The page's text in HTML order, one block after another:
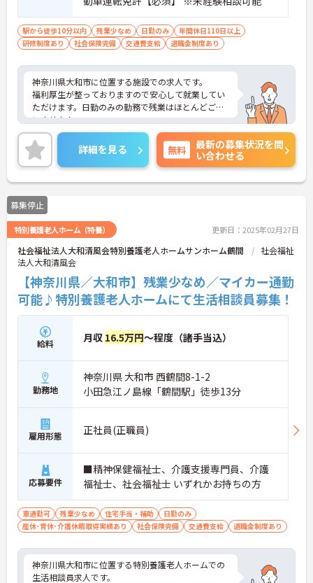
駅から徒歩10分以内 残業少なめ 日勤のみ
年間休日110日以上
研修制度あり
社会保険完備 交通費支給 退職金制度あり
神奈川県大和市に位置する施設での求人です。
福利厚生が整っておりますので安心して就業してい
ただけます。日勤のみの勤務で残業はほとんどござ
いません！
ご興味のある方は是非お気軽にお問い合わせくださ
い。
詳細を見る 無料
最新の募集状況を問
い合わせる
募集停止
特別養護老人ホーム（特養） 更新日：2025年02月27日
社会福祉法人大和清風会特別養護老人ホームサンホーム鶴間
社会福祉
法人大和清風会
【神奈川県／大和市】残業少なめ／マイカー通勤
可能♪特別養護老人ホームにて生活相談員募集！
給料 月収 16.5万円～程度（諸手当込）
勤務地
神奈川県 大和市 西鶴間8-1-2
小田急江ノ島線「鶴間駅」徒歩13分
雇用形態 正社員(正職員)
応募要件
■精神保健福祉士、介護支援専門員、介護
福祉士、社会福祉士 いずれかお持ちの方
車通勤可 残業少なめ 住宅手当・補助
日勤のみ
産休･育休･介護休暇取得実績あり
社会保険完備 交通費支給 退職金制度あり
神奈川県大和市に位置する特別養護老人ホームでの
生活相談員求人です。